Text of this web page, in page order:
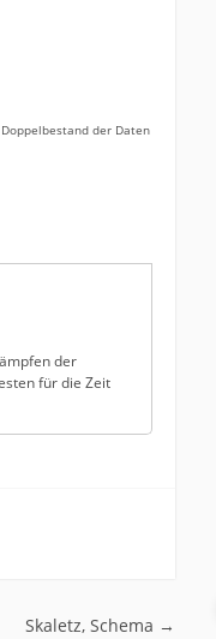
der Daten
der
für die Zeit
Skaletz, Schema →